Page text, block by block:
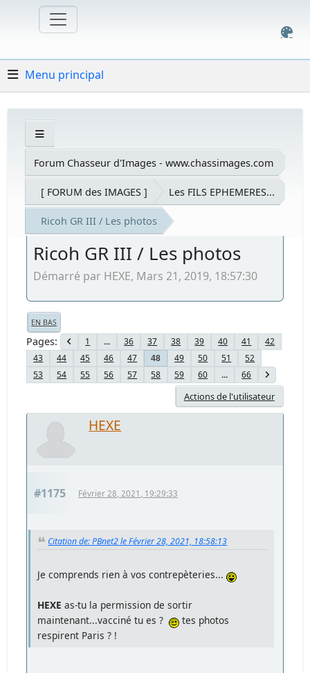
Menu principal
Forum Chasseur d'Images - www.chassimages.com
[ FORUM des IMAGES ] Les FILS EPHEMERES...
Ricoh GR III / Les photos
Ricoh GR III / Les photos
Démarré par HEXE, Mars 21, 2019, 18:57:30
EN BAS
Pages 1 ... 36 37 38 39 40 41
42
43
44 45 46 47 48 49 50 51
52
53
54 55 56 57 58 59 60 ... 66
Actions de l'utilisateur
HEXE
#1175 Février 28, 2021, 19:29:33
Citation de: PBnet2 le Février 28, 2021, 18:58:13
Je comprends rien à vos contrepèteries...
HEXE as-tu la permission de sortir
maintenant...vacciné tu es ?
tes photos
respirent Paris ? !